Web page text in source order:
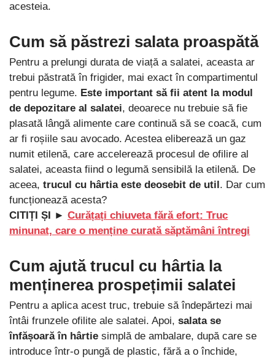
acesteia.
Cum să păstrezi salata proaspătă
Pentru a prelungi durata de viață a salatei, aceasta ar
trebui păstrată în frigider, mai exact în compartimentul
pentru legume. Este important să fii atent la modul
de depozitare al salatei, deoarece nu trebuie să fie
plasată lângă alimente care continuă să se coacă, cum
ar fi roșiile sau avocado. Acestea eliberează un gaz
numit etilenă, care accelerează procesul de ofilire al
salatei, aceasta fiind o legumă sensibilă la etilenă. De
aceea, trucul cu hârtia este deosebit de util. Dar cum
funcționează acesta?
CITIȚI ȘI ► Curățați chiuveta fără efort: Truc
minunat, care o menține curată săptămâni întregi
Cum ajută trucul cu hârtia la
menținerea prospețimii salatei
Pentru a aplica acest truc, trebuie să îndepărtezi mai
întâi frunzele ofilite ale salatei. Apoi, salata se
înfășoară în hârtie simplă de ambalare, după care se
introduce într-o pungă de plastic, fără a o închide,